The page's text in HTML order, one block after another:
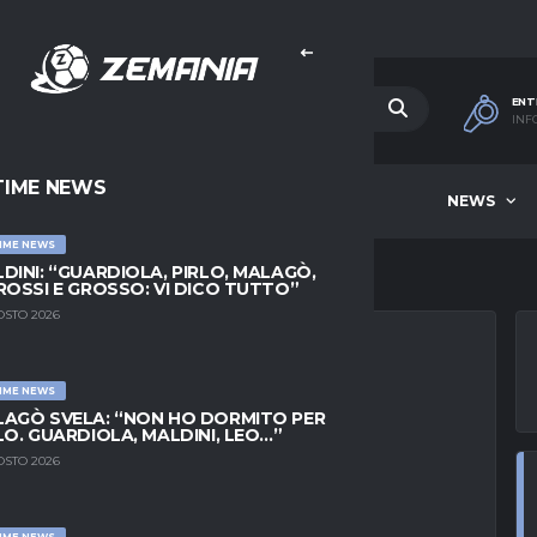
NEWS
NEWS
NEWS
“GUARDIOLA, PIRLO, MALAGÒ,
E GROSSO: VI DICO TUTTO”
2026
NEWS
SVELA: “NON HO DORMITO PER
GUARDIOLA, MALDINI, LEO…”
2026
POSSIBILE